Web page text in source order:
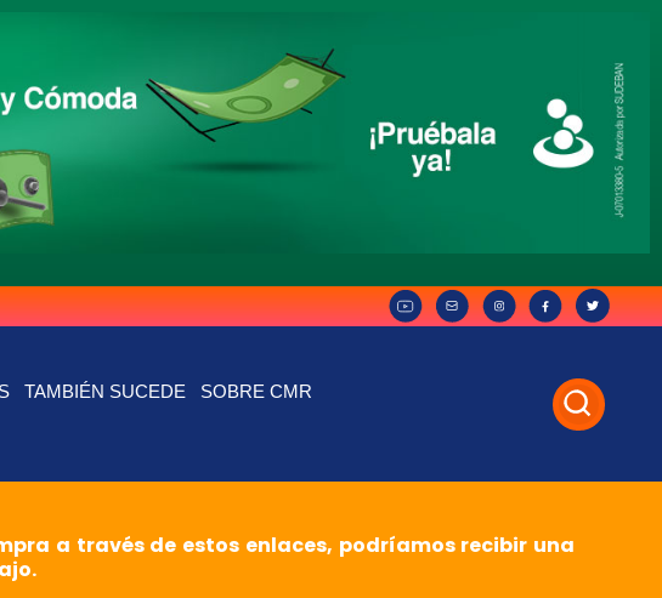
TAMBIÉN SUCEDE SOBRE CMR
a través de estos enlaces, podríamos recibir una